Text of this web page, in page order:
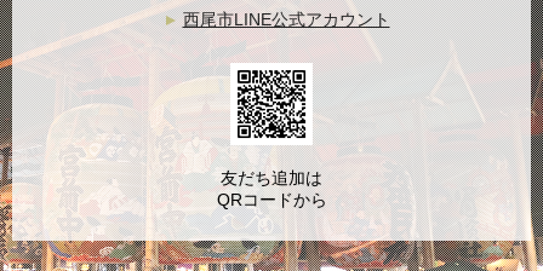
西尾市LINE公式アカウント
友だち追加は
QRコードから